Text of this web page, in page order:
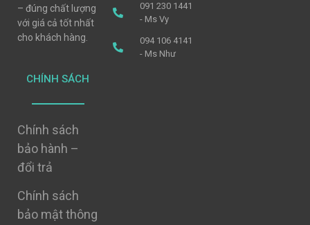
– đúng chất lượng
với giá cả tốt nhất
cho khách hàng.
CHÍNH SÁCH
Chính sách
bảo hành –
đổi trả
Chính sách
bảo mật thông
091 230 1441
- Ms Vy
094 106 4141
- Ms Như